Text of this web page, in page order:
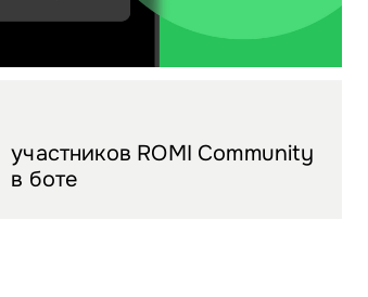
участников ROMI Community
в боте